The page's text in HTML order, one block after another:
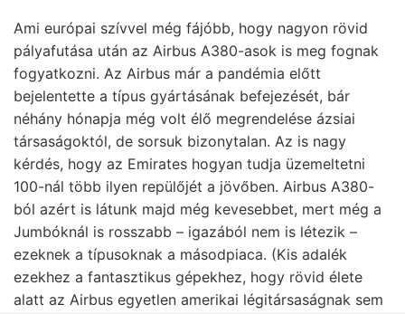
Ami európai szívvel még fájóbb, hogy nagyon rövid
pályafutása után az Airbus A380-asok is meg fognak
fogyatkozni. Az Airbus már a pandémia előtt
bejelentette a típus gyártásának befejezését, bár
néhány hónapja még volt élő megrendelése ázsiai
társaságoktól, de sorsuk bizonytalan. Az is nagy
kérdés, hogy az Emirates hogyan tudja üzemeltetni
100-nál több ilyen repülőjét a jövőben. Airbus A380-
ból azért is látunk majd még kevesebbet, mert még a
Jumbóknál is rosszabb – igazából nem is létezik –
ezeknek a típusoknak a másodpiaca. (Kis adalék
ezekhez a fantasztikus gépekhez, hogy rövid élete
alatt az Airbus egyetlen amerikai légitársaságnak sem